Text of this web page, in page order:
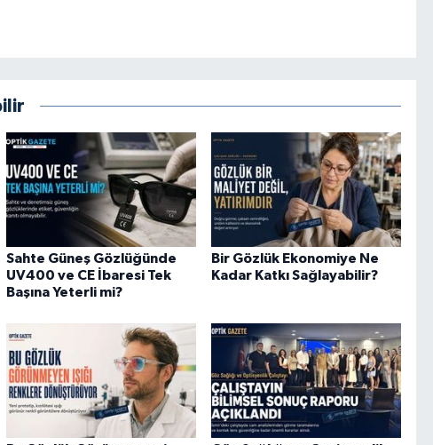
Sahte Güneş Gözlüğünde
UV400 ve CE İbaresi Tek
Başına Yeterli mi?
Bir Gözlük Ekonomiye Ne
Kadar Katkı Sağlayabilir?